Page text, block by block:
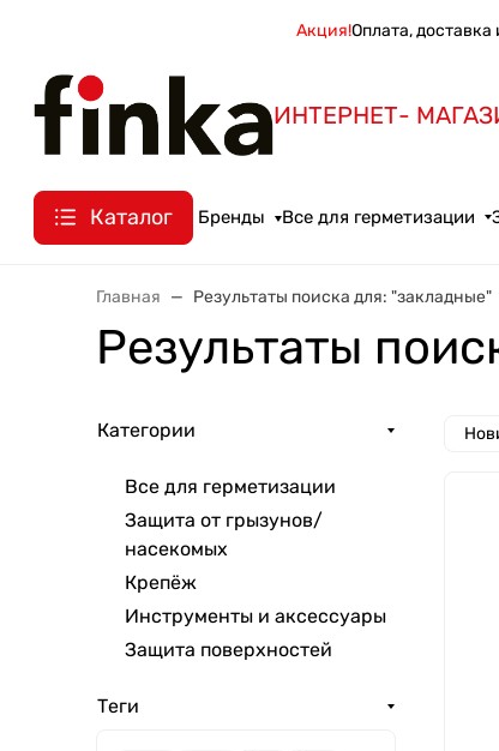
Акция!Оплата, доставка
ИНТЕРНЕТ-
Каталог Бренды Все для герметизации
Главная Результаты поиска для: "закладные"
Результаты
Категории
Все для герметизации
Защита от грызунов/
насекомых
Крепёж
Инструменты и аксессуары
Защита поверхностей
Теги